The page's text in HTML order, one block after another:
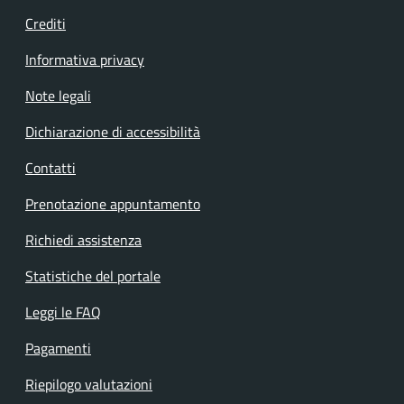
Crediti
Informativa privacy
Note legali
Dichiarazione di accessibilità
Contatti
Prenotazione appuntamento
Richiedi assistenza
Statistiche del portale
Leggi le FAQ
Pagamenti
Riepilogo valutazioni